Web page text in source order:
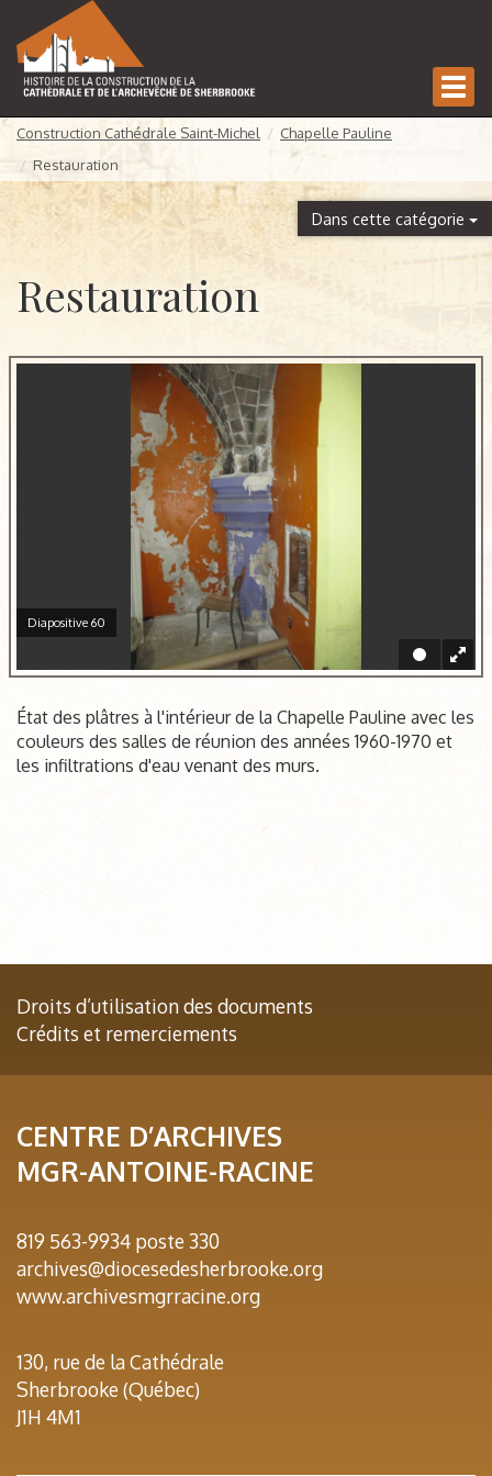
la
Construction Cathédrale Saint-Michel
Chapelle Pauline
Restauration
Dans cette catégorie
Restauration
Diapositive 60
État des plâtres à l'intérieur de la Chapelle Pauline avec les
couleurs des salles de réunion des années 1960-1970 et
les infiltrations d'eau venant des murs.
Droits d’utilisation des documents
Crédits et remerciements
CENTRE D’ARCHIVES
MGR-ANTOINE-RACINE
819 563-9934 poste 330
archives@diocesedesherbrooke.org
www.archivesmgrracine.org
130, rue de la Cathédrale
Sherbrooke (Québec)
J1H 4M1